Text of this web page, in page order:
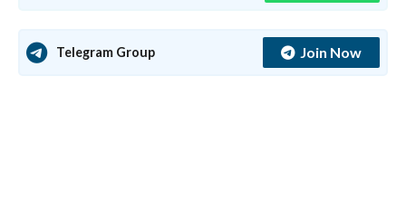
Telegram Group Join Now